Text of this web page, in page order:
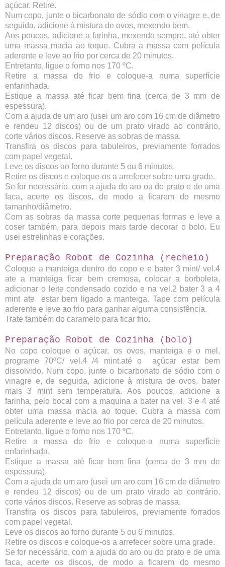
açúcar. Retire.
Num copo, junte o bicarbonato de sódio com o vinagre e, de
seguida, adicione à mistura de ovos, mexendo bem.
Aos poucos, adicione a farinha, mexendo sempre, até obter
uma massa macia ao toque. Cubra a massa com película
aderente e leve ao frio por cerca de 20 minutos.
Entretanto, ligue o forno nos 170 ºC.
Retire a massa do frio e coloque-a numa superfície
enfarinhada.
Estique a massa até ficar bem fina (cerca de 3 mm de
espessura).
Com a ajuda de um aro (usei um aro com 16 cm de diâmetro
e rendeu 12 discos) ou de um prato virado ao contrário,
corte vários discos. Reserve as sobras de massa.
Transfira os discos para tabuleiros, previamente forrados
com papel vegetal.
Leve os discos ao forno durante 5 ou 6 minutos.
Retire os discos e coloque-os a arrefecer sobre uma grade.
Se for necessário, com a ajuda do aro ou do prato e de uma
faca, acerte os discos, de modo a ficarem do mesmo
tamanho/diâmetro.
Com as sobras da massa corte pequenas formas e leve a
coser também, para depois mais tarde decorar o bolo. Eu
usei estrelinhas e corações.
Preparação Robot de Cozinha (recheio)
Coloque a manteiga dentro do copo e e bater 3 mint/ vel.4
ate a manteiga ficar bem cremosa, colocar a borboleta,
adicionar o leite condensado cozido e na vel.2 bater 3 a 4
mint ate estar bem ligado a manteiga. Tape com película
aderente e leve ao frio para ganhar alguma consistência.
Trate também do caramelo para ficar frio.
Preparação Robot de Cozinha (bolo)
No copo coloque o açúcar, os ovos, manteiga e o mel,
programe 70ºC/ vel.4 /4 mint.até o açúcar estar bem
dissolvido. Num copo, junte o bicarbonato de sódio com o
vinagre e, de seguida, adicione à mistura de ovos, bater
mais 3 mint sem temperatura.Aos poucos, adicione a
farinha, pelo bocal com a maquina a bater na vel. 3 e 4 até
obter uma massa macia ao toque. Cubra a massa com
película aderente e leve ao frio por cerca de 20 minutos.
Entretanto, ligue o forno nos 170 ºC.
Retire a massa do frio e coloque-a numa superfície
enfarinhada.
Estique a massa até ficar bem fina (cerca de 3 mm de
espessura).
Com a ajuda de um aro (usei um aro com 16 cm de diâmetro
e rendeu 12 discos) ou de um prato virado ao contrário,
corte vários discos. Reserve as sobras de massa.
Transfira os discos para tabuleiros, previamente forrados
com papel vegetal.
Leve os discos ao forno durante 5 ou 6 minutos.
Retire os discos e coloque-os a arrefecer sobre uma grade.
Se for necessário, com a ajuda do aro ou do prato e de uma
faca, acerte os discos, de modo a ficarem do mesmo